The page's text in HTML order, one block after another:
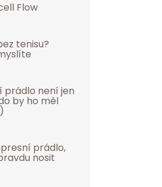
Flow
tenisu?
prádlo není jen
by ho měl
prádlo,
nosit